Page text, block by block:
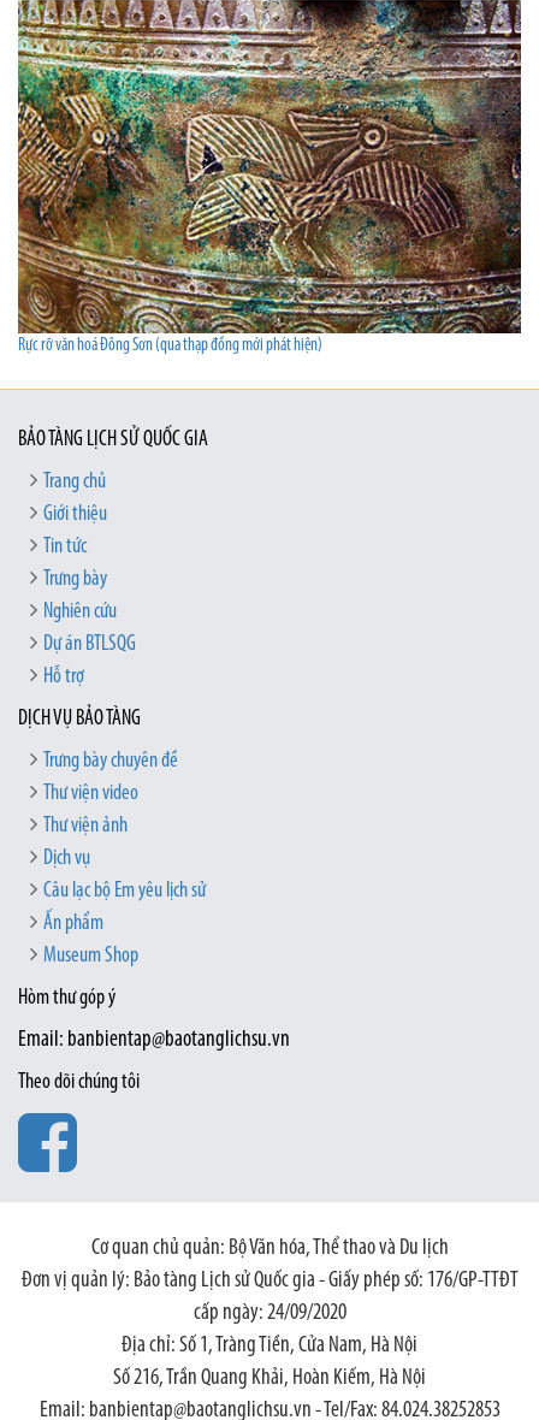
Rực rỡ văn hoá Đông Sơn (qua thạp đồng mới phát hiện)
BẢO TÀNG LỊCH SỬ QUỐC GIA
Trang chủ
Giới thiệu
Tin tức
Trưng bày
Nghiên cứu
Dự án BTLSQG
Hỗ trợ
DỊCH VỤ BẢO TÀNG
Trưng bày chuyên đề
Thư viện video
Thư viện ảnh
Dịch vụ
Câu lạc bộ Em yêu lịch sử
Ấn phẩm
Museum Shop
Hòm thư góp ý
Email: banbientap@baotanglichsu.vn
Theo dõi chúng tôi
Cơ quan chủ quản: Bộ Văn hóa, Thể thao và Du lịch
Đơn vị quản lý: Bảo tàng Lịch sử Quốc gia - Giấy phép số: 176/GP-TTĐT
cấp ngày: 24/09/2020
Địa chỉ: Số 1, Tràng Tiền, Cửa Nam, Hà Nội
Số 216, Trần Quang Khải, Hoàn Kiếm, Hà Nội
Email: banbientap@baotanglichsu.vn - Tel/Fax: 84.024.38252853